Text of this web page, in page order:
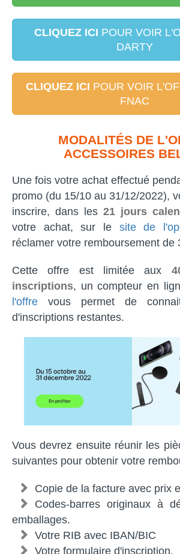
CLIQUEZ ICI POUR VOIR
DARTY
CLIQUEZ ICI POUR VOIR
FNAC
MODALITÉS DE
ACCESSOIRES
Une fois votre achat effectué
promo (du 15/10 au 31/12/2022),
inscrire, dans les 21 jours
votre achat, sur le site de
réclamer votre remboursement de
Cette offre est limitée aux
inscriptions, un compteur en
l'offre vous permet de
d'inscriptions restantes.
Vous devrez ensuite réunir les
suivantes pour obtenir votre
Copie de la facture avec prix
Codes-barres originaux à
emballages.
Votre RIB avec IBAN/BIC
Votre formulaire d'inscription.